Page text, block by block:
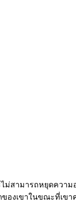
สามารถหยุดควา
องเขาในขณะที่เข